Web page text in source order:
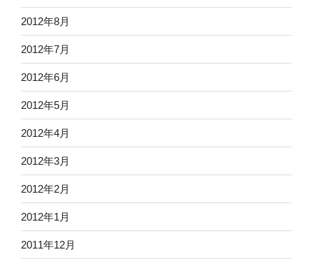
2012年8月
2012年7月
2012年6月
2012年5月
2012年4月
2012年3月
2012年2月
2012年1月
2011年12月